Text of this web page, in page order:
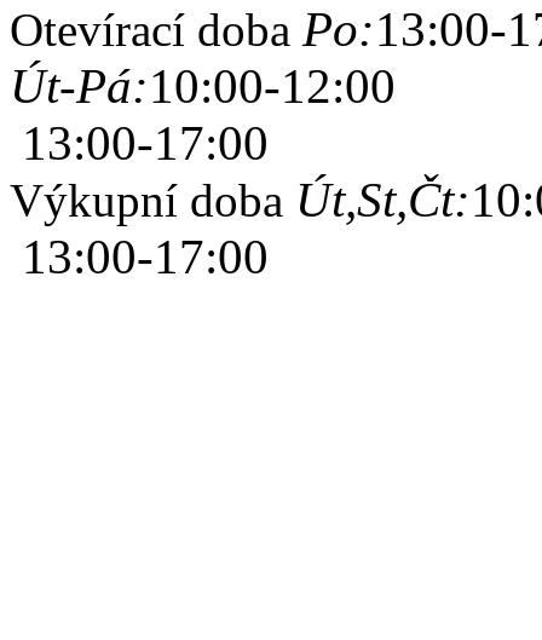
Otevírací doba Po:13:00-
Út-Pá:10:00-12:00
13:00-17:00
Výkupní doba Út,St,Čt:
13:00-17:00